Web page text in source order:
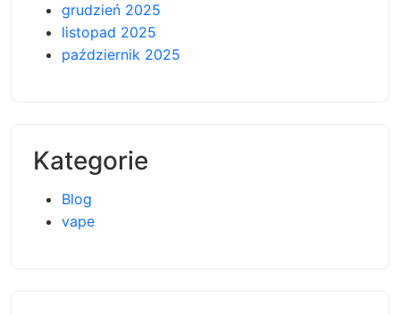
grudzień 2025
listopad 2025
październik 2025
Kategorie
Blog
vape